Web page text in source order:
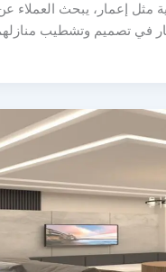
مثل إعمار، يبحث العملاء
في تصميم وتشطيب